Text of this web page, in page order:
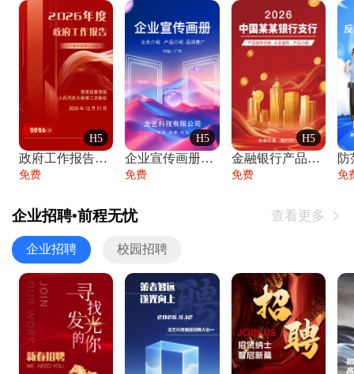
H5
政府工作报告政府年终工作总结
免费
H5
企业宣传画册公司简介产品介绍业务宣传手册
免费
H5
金融银行产品宣传手册企业宣传产品介绍
免费
防
免
企业招聘•前程无忧 查看更多 
企业招聘 校园招聘